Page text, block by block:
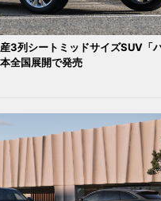
3列シートミッドサイズSUV「
全国展開で発売